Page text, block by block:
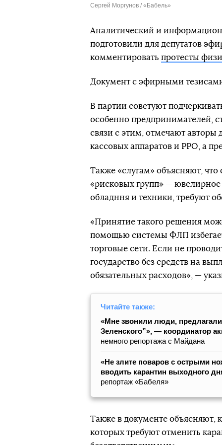
Сергей Моргунов / «Бабель»
Аналитический и
подготовили для депутатов
комментировать протесты
Документ с эфирными
В партии советуют
особенно предпринимателей,
связи с этим, отмечают авторы
кассовых аппаратов и РРО, а
Также «слугам» объясняют, что
«рисковых групп» — ювелирное
обладння и техники, требуют
«Принятие такого решения
помощью системы ФЛП
торговые сети. Если не
государство без средств на
обязательных расходов», —
Читайте также:
«Мне звонили люди,
Зеленского”», — координатор
немного репортажа c Майдана
«Не злите поваров с острыми
вводить карантин выходного
репортаж «Бабеля»
Также в документе объясняют,
которых требуют отменить